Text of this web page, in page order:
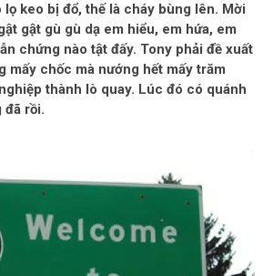
lọ keo bị đổ, thế là cháy bùng lên. Mời
gật gù gù dạ em hiểu, em hứa, em
chứng nào tật đấy. Tony phải đề xuất
mấy chốc mà nướng hết mấy trăm
thành lò quay. Lúc đó có quánh
đã rồi.